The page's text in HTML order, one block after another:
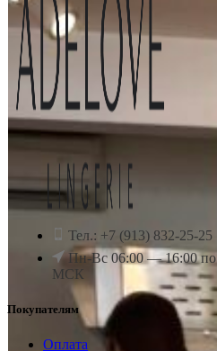
Тел.: +7 (913) 832-25-25
Пн-Вс 06:00 — 16:00 по
МСК
Покупателям
Оплата